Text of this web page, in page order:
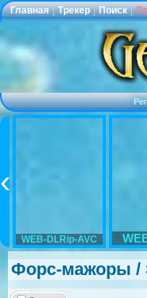
Главная | Трекер | Поиск |
WEB-DLRip-AVC
Форс-мажоры /